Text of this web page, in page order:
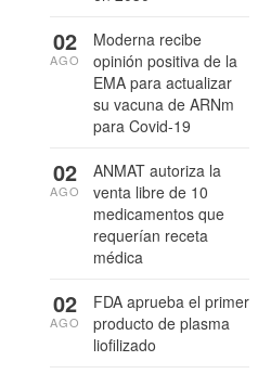
Moderna recibe
opinión positiva de la
EMA para actualizar
su vacuna de ARNm
para Covid-19
02
AGO
ANMAT autoriza la
venta libre de 10
medicamentos que
requerían receta
médica
02
AGO
FDA aprueba el primer
producto de plasma
liofilizado
02
AGO